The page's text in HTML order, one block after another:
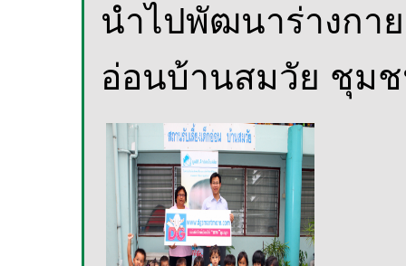
นำไปพัฒนาร่างกา
อ่อนบ้านสมวัย ชุมช